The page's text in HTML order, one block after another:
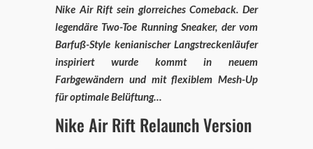
Nike Air Rift sein glorreiches Comeback. Der
legendäre Two-Toe Running Sneaker, der vom
Barfuß-Style kenianischer Langstreckenläufer
inspiriert wurde kommt in neuem
Farbgewändern und mit flexiblem Mesh-Up
für optimale Belüftung…
Nike Air Rift Relaunch Version